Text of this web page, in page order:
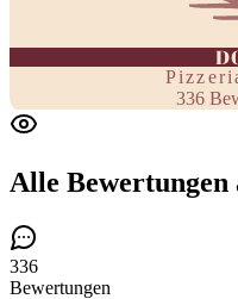
336
Alle Bewertungen
336
Bewertungen